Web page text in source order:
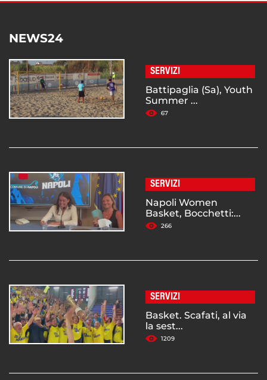
NEWS24
SERVIZI
Battipaglia (Sa), Youth
Summer ...
67
SERVIZI
Napoli Women
Basket, Bocchetti:...
266
SERVIZI
Basket. Scafati, al via
la sest...
1209